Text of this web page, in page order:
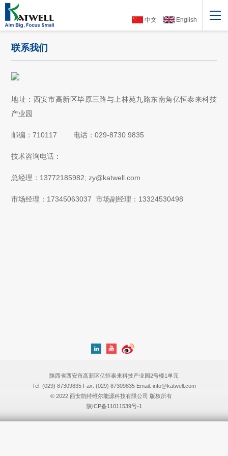
中文 English
联系我们
地址：西安市高新区毕原三路与上林苑九路东南角亿恒泰来科技
产业园
邮编：710117 电话：029-8730 9835
技术咨询电话：
总经理：13772185982; zy@katwell.com
市场经理：17345063037 市场副经理：13324530498
陕西省西安市高新区亿恒泰来科技产业园2号楼1单元
Tel: (029) 87309835 Fax: (029) 87309835 Email: info@katwell.com
© 2022 西安凯特维尔能源科技有限公司 版权所有
陕ICP备11011539号-1